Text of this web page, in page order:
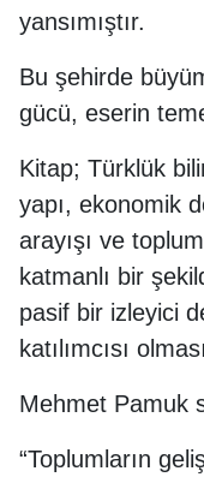
yansımıştır.
Bu şehirde
gücü, eserin
Kitap; Türklük
yapı, ekonomik
arayışı ve
katmanlı bir
pasif bir izleyici
katılımcısı
Mehmet Pamuk
“Toplumların